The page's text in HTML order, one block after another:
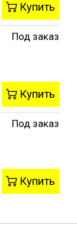
Купить
Под заказ
Купить
Под заказ
Купить